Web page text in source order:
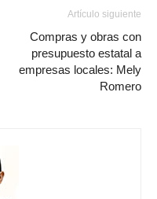
Artículo siguiente
Compras y obras con
presupuesto estatal a
empresas locales: Mely
Romero